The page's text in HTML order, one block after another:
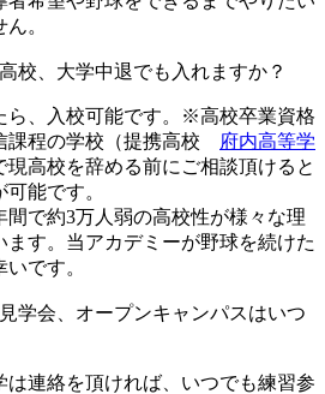
。
校、大学中退でも入れますか？
ら、入校可能です。※高校卒業資格
課程の学校（提携高校
府内高等学
現高校を辞める前にご相談頂けると
能です。
で約3万人弱の高校性が様々な理
ます。当アカデミーが野球を続けた
です。
学会、オープンキャンパスはいつ
連絡を頂ければ、いつでも練習参